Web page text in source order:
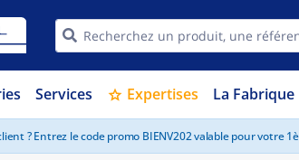
Services star Expertises La Fabrique
? Entrez le code promo BIENV202 valable pour votre